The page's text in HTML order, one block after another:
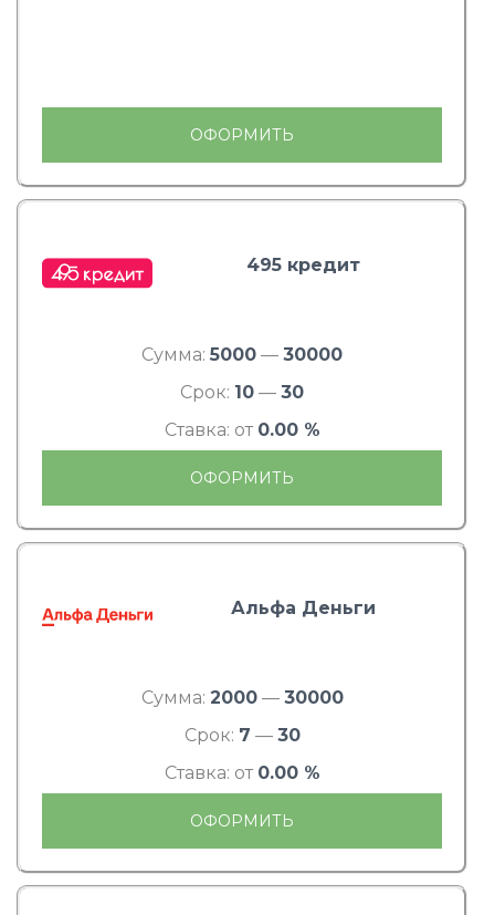
ОФОРМИТЬ
495 кредит
Сумма: 5000 — 30000
Срок: 10 — 30
Ставка: от 0.00 %
ОФОРМИТЬ
Альфа Деньги
Сумма: 2000— 30000
Срок: 7 — 30
Ставка: от 0.00 %
ОФОРМИТЬ